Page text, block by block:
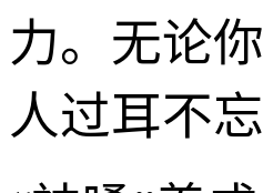
力。无论
人过耳不